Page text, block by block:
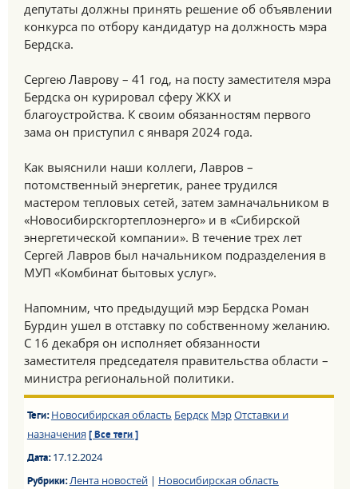
депутаты должны принять решение об объявлении
конкурса по отбору кандидатур на должность мэра
Бердска.
Сергею Лаврову – 41 год, на посту заместителя мэра
Бердска он курировал сферу ЖКХ и
благоустройства. К своим обязанностям первого
зама он приступил с января 2024 года.
Как выяснили наши коллеги, Лавров –
потомственный энергетик, ранее трудился
мастером тепловых сетей, затем замначальником в
«Новосибирскгортеплоэнерго» и в «Сибирской
энергетической компании». В течение трех лет
Сергей Лавров был начальником подразделения в
МУП «Комбинат бытовых услуг».
Напомним, что предыдущий мэр Бердска Роман
Бурдин ушел в отставку по собственному желанию.
С 16 декабря он исполняет обязанности
заместителя председателя правительства области –
министра региональной политики.
Теги: Новосибирская область Бердск МэрОтставки и
назначения [ Все теги ]
Дата:17.12.2024
Рубрики:Лента новостей| Новосибирская область